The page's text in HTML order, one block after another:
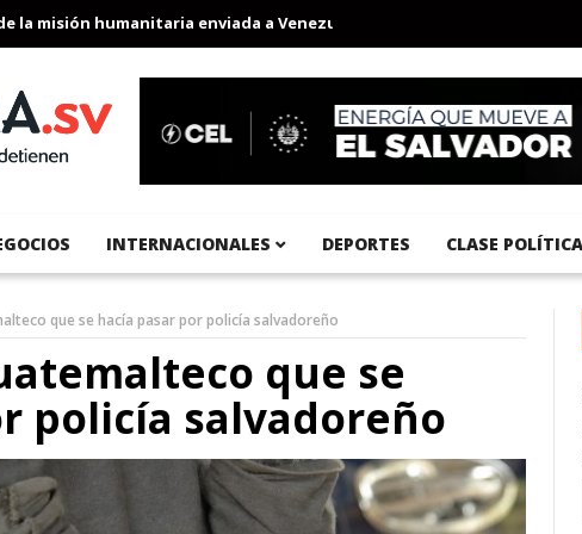
humanitaria enviada a Venezuela Aeropuerto Internacional
INTERNACIONALES DEPORTES CLASE POLÍTICA
que se hacía pasar por policía salvadoreño
que se
policía salvadoreño